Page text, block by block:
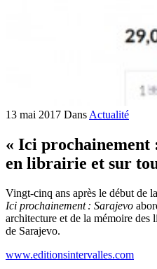
13 mai 2017 Dans Actualité
« Ici prochainement
en librairie et sur
Vingt-cinq ans après le début de
Ici prochainement : Sarajevo
architecture et de la mémoire des
de Sarajevo.
www.editionsintervalles.com